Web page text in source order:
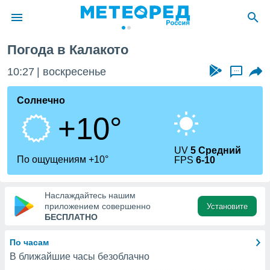
о
Вы можете
к этому
доступ
Погода в Калакото
10:27 воскресенье ...
Солнечно
+10°
По ощущениям +10°
UV5 Средний
FPS6-10
Наслаждайтесь нашим
приложением совершенно
БЕСПЛАТНО
Установите
По часам
В ближайшие часы безоблачно